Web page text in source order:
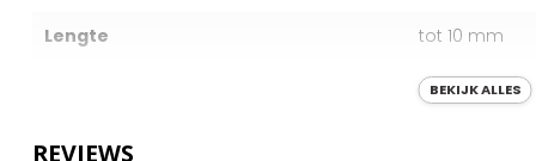
Lengte tot 10 mm
Natuurlijk
BEKIJK ALLES
REVIEWS